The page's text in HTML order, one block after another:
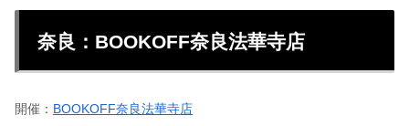
奈良：BOOKOFF奈良法華寺店
開催： BOOKOFF奈良法華寺店